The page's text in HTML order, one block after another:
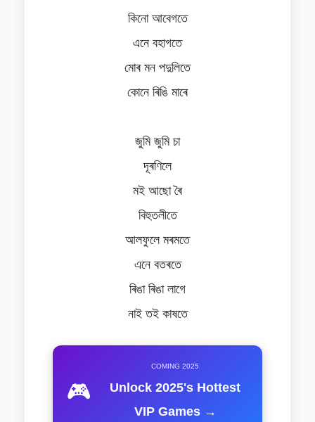
কিনো আবেগতে
এনে বহাগতে
মোৰ মন পদুলিতে
কোনে ৰিঙি মাৰে
জুমি জুমি চা
দূৰণিলে
মই আছো ৰৈ
বিহুতলীতে
আলফুলে মৰমতে
এনে বতৰতে
ৰিঙা ৰিঙা লাগে
নাই তই কাষতে
🎮
COMING 2025
Unlock 2025's Hottest
VIP Games →